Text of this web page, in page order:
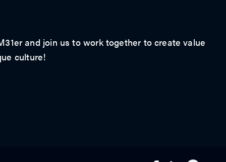
and join us to work together to create value
culture!